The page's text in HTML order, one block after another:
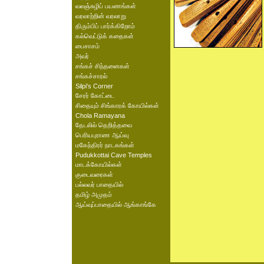
வலஞ்சுழிப் பயணங்கள்
வரலாற்றின் வரலாறு
திரும்பிப் பார்க்கிறோம்
கல்வெட்டுக் கதைகள்
பைசாசம்
அவர்
சங்கச் சிந்தனைகள்
சங்கச்சாரல்
Silpi's Corner
சேரர் கோட்டை
சிதையும் சிங்காரக் கோயில்கள்
Chola Ramayana
தேடலில் தெறித்தவை
பெரியபுராண ஆய்வு
மகேந்திரர் நாடகங்கள்
Pudukkottai Cave Temples
மாடக்கோயில்கள்
குடைவரைகள்
பல்லவர் பாதையில்
தமிழ் அமுதம்
ஆய்வுப்பாதையில் ஆங்காங்கே